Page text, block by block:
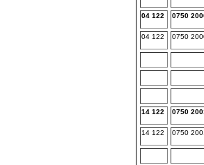
04 122 0750
04 122
0750
14 122 0750
14 122
0750